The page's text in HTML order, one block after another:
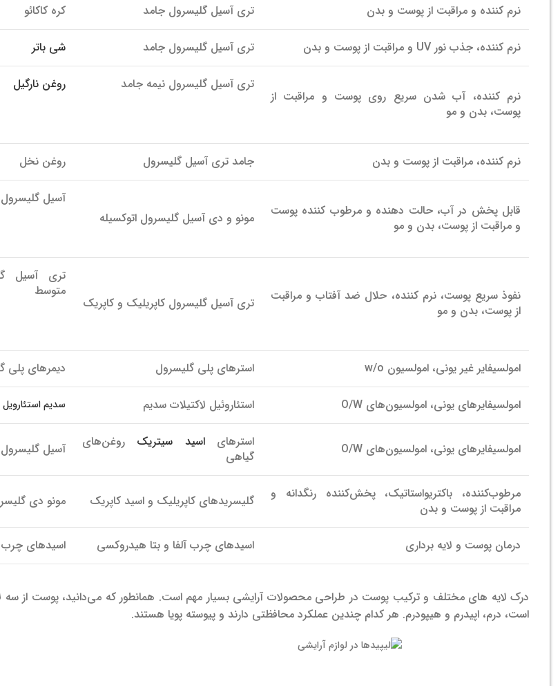
نرم کننده و مراقبت از پوست و بدن تری آسیل گلیسرول جامد کره کاکائو
نرم کننده، جذب نور UV و مراقبت از پوست و بدن تری آسیل گلیسرول جامد شی باتر
نرم کننده، آب شدن سریع روی پوست و مراقبت از
پوست، بدن و مو
تری آسیل گلیسرول نیمه جامد روغن نارگیل
نرم کننده، مراقبت از پوست و بدن جامد تری آسیل گلیسرول روغن نخل
قابل پخش در آب، حالت دهنده و مرطوب کننده پوست
و مراقبت از پوست، بدن و مو
مونو و دی آسیل گلیسرول اتوکسیله
آسیل
نفوذ سریع پوست، نرم کننده، حلال ضد آفتاب و مراقبت
از پوست، بدن و مو
تری آسیل گلیسرول کاپریلیک و کاپریک
تری آسیل
متوسط
امولسیفایر غیر یونی، امولسیون w/o استرهای پلی گلیسرول دیمرهای پلی
امولسیفایرهای یونی، امولسیون‌های O/W استئاروئیل لاکتیلات سدیم سدیم استئارویل
امولسیفایرهای یونی، امولسیون‌های O/W استرهایاسید سیتریک روغن‌های
گیاهی
آسیل
مرطوب‌کننده، باکتریواستاتیک، پخش‌کننده رنگدانه و
مراقبت از پوست و بدن
گلیسریدهای کاپریلیک و اسید کاپریک مونو دی
درمان پوست و لایه برداری اسیدهای چرب آلفا و بتا هیدروکسی اسیدهای
درک لایه های مختلف و ترکیب پوست در طراحی محصولات آرایشی بسیار مهم است. همانطور که می‌دانید، پوست از سه
است، درم، اپیدرم و هیپودرم. هر کدام چندین عملکرد محافظتی دارند و پیوسته پویا هستند.